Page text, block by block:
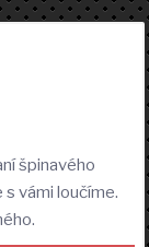
špinavého
vámi loučíme.